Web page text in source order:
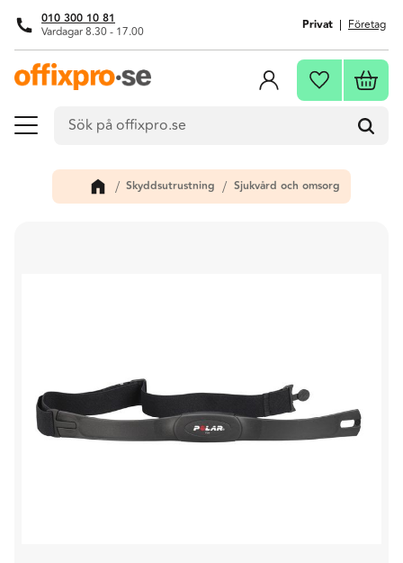
Meny
010 300 10 81
Vardagar 8.30 - 17.00 Privat Företag
Favoriter
Skyddsutrustning Sjukvård och omsorg